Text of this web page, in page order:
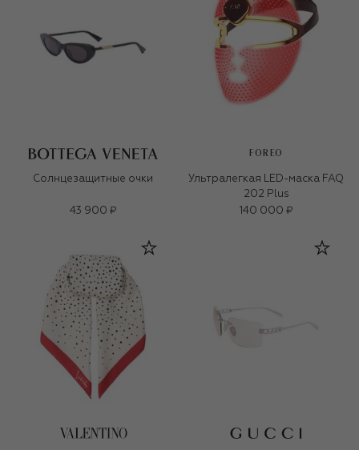
Солнцезащитные очки
43 900 ₽
FOREO
Ультралегкая LED-маска FAQ
202 Plus
140 000 ₽